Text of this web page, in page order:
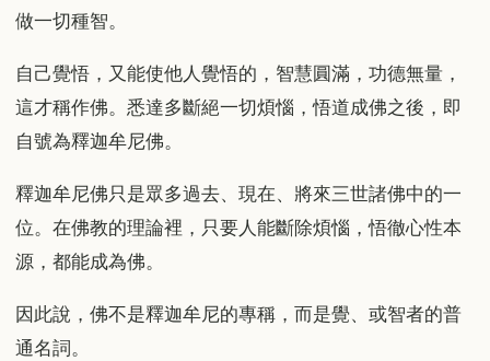
做一切種智。
自己覺悟，又能使他人覺悟的，智慧圓滿，功德無量，
這才稱作佛。悉達多斷絕一切煩惱，悟道成佛之後，即
自號為釋迦牟尼佛。
釋迦牟尼佛只是眾多過去、現在、將來三世諸佛中的一
位。在佛教的理論裡，只要人能斷除煩惱，悟徹心性本
源，都能成為佛。
因此說，佛不是釋迦牟尼的專稱，而是覺、或智者的普
通名詞。